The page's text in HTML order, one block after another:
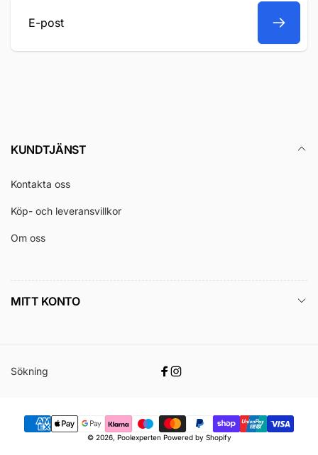
E-
KUNDTJÄNST
Kontakta oss
Köp- och leveransvillkor
Om oss
MITT KONTO
Sökning
Facebook
Instagram
Betalningsmetoder
© 2026, Poolexperten Powered by Shopify